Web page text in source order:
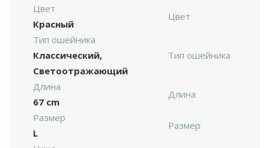
Цвет
Красный
Цвет
Тип ошейника
Классический,
Светоотражающий
Тип ошейника
Длина
67 cm
Длина
Размер
L
Размер